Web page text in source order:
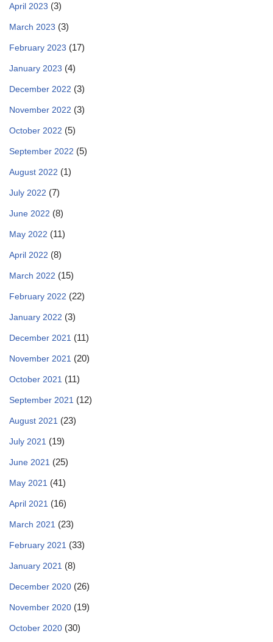
April 2023 (3)
March 2023 (3)
February 2023 (17)
January 2023 (4)
December 2022 (3)
November 2022 (3)
October 2022 (5)
September 2022 (5)
August 2022 (1)
July 2022 (7)
June 2022 (8)
May 2022 (11)
April 2022 (8)
March 2022 (15)
February 2022 (22)
January 2022 (3)
December 2021 (11)
November 2021 (20)
October 2021 (11)
September 2021 (12)
August 2021 (23)
July 2021 (19)
June 2021 (25)
May 2021 (41)
April 2021 (16)
March 2021 (23)
February 2021 (33)
January 2021 (8)
December 2020 (26)
November 2020 (19)
October 2020 (30)